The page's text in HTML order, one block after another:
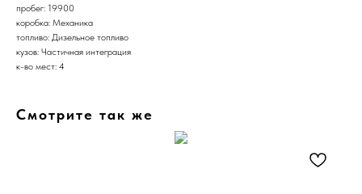
пробег: 19900
коробка: Механика
топливо: Дизельное топливо
кузов: Частичная интеграция
к-во мест: 4
Смотрите так же